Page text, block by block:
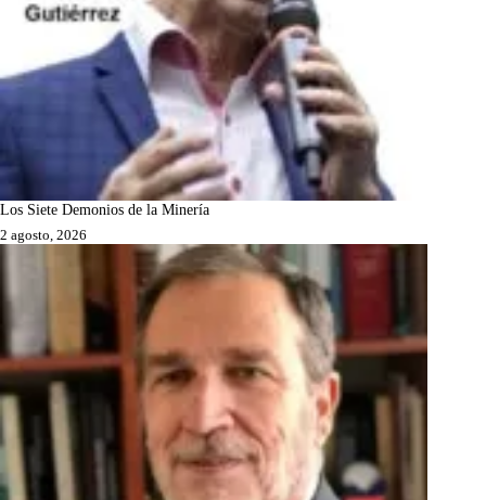
Los Siete Demonios de la Minería
2 agosto, 2026